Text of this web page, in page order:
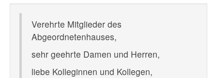
Verehrte Mitglieder des
Abgeordnetenhauses,
sehr geehrte Damen und Herren,
liebe Kolleginnen und Kollegen,